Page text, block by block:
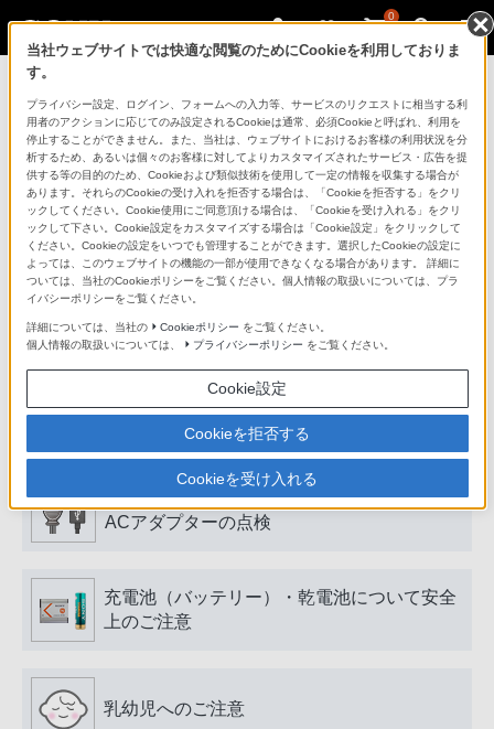
0
製品を安全に、安心してご使用いただ
くために
日常の清掃・点検が大切です。安全のため取扱説明書を
よく読みましょう。
製品に関する重要なお知らせ
安全で上手な使いかた
愛情点検のおすすめ
電源プラグ・コード、USB端子・ケーブル、
ACアダプターの点検
充電池（バッテリー）・乾電池について安全
上のご注意
乳幼児へのご注意
当社ウェブサイトでは快適な閲覧のためにCookieを利用しておりま
す。
プライバシー設定、ログイン、フォームへの入力等、サービスのリクエストに相当する利
用者のアクションに応じてのみ設定されるCookieは通常、必須Cookieと呼ばれ、利用を
停止することができません。また、当社は、ウェブサイトにおけるお客様の利用状況を分
析するため、あるいは個々のお客様に対してよりカスタマイズされたサービス・広告を提
供する等の目的のため、Cookieおよび類似技術を使用して一定の情報を収集する場合が
あります。それらのCookieの受け入れを拒否する場合は、「Cookieを拒否する」をクリ
ックしてください。Cookie使用にご同意頂ける場合は、「Cookieを受け入れる」をクリ
ックして下さい。Cookie設定をカスタマイズする場合は「Cookie設定」をクリックして
ください。Cookieの設定をいつでも管理することができます。選択したCookieの設定に
よっては、このウェブサイトの機能の一部が使用できなくなる場合があります。 詳細に
ついては、当社のCookieポリシーをご覧ください。個人情報の取扱いについては、プラ
イバシーポリシーをご覧ください。
詳細については、当社の Cookieポリシー をご覧ください。
個人情報の取扱いについては、
プライバシーポリシー をご覧ください。
Cookie設定
Cookieを拒否する
Cookieを受け入れる